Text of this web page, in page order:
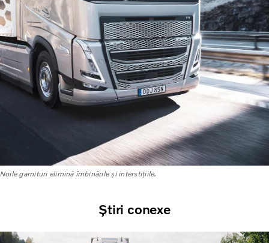
Noile garnituri elimină îmbinările și interstițiile.
Știri conexe